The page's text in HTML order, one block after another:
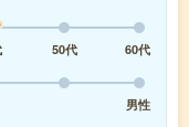
50代
60代
男性